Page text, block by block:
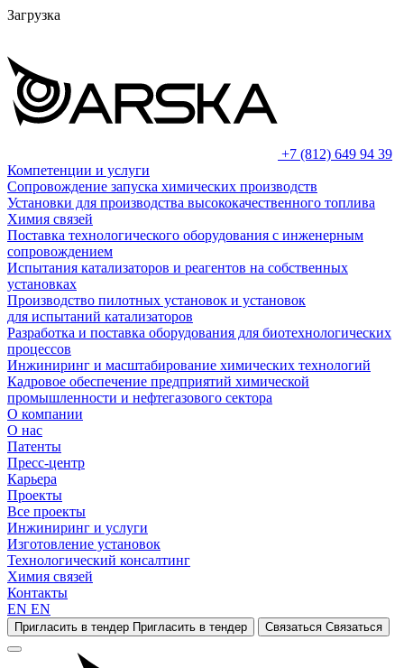
Загрузка
+7 (812) 649 94 39
Компетенции и услуги
Сопровождение запуска химических производств
Установки для производства высококачественного топлива
Химия связей
Поставка технологического оборудования с инженерным
сопровождением
Испытания катализаторов и реагентов на собственных
установках
Производство пилотных установок и установок
для испытаний катализаторов
Разработка и поставка оборудования для биотехнологических
процессов
Инжиниринг и масштабирование химических технологий
Кадровое обеспечение предприятий химической
промышленности и нефтегазового сектора
О компании
О нас
Патенты
Пресс-центр
Карьера
Проекты
Все проекты
Инжиниринг и услуги
Изготовление установок
Технологический консалтинг
Химия связей
Контакты
EN EN
Пригласить в тендер Пригласить в тендер Связаться Связаться